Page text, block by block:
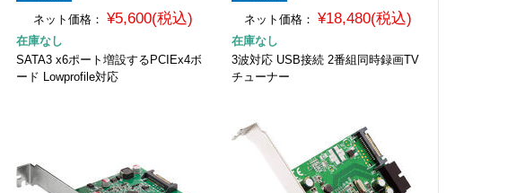
ネット価格：
¥5,600(税込)
在庫なし
SATA3 x6ポート増設するPCIEx4ボ
ード Lowprofile対応
ネット価格： ¥18,480(税込)
在庫なし
3波対応 USB接続 2番組同時録画TV
チューナー